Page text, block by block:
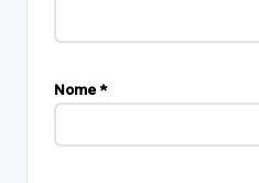
Nome*